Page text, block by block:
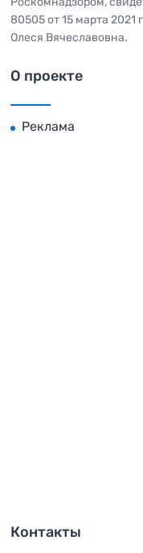
80505 от 15 марта 2021
Олеся Вячеславовна.
О проекте
Реклама
Контакты